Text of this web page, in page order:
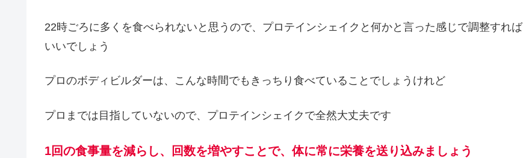
22時ごろに多くを食べられないと思うので、プロテインシェイクと何かと言った感じで調整すれば
いいでしょう
プロのボディビルダーは、こんな時間でもきっちり食べていることでしょうけれど
プロまでは目指していないので、プロテインシェイクで全然大丈夫です
1回の食事量を減らし、回数を増やすことで、体に常に栄養を送り込みましょう